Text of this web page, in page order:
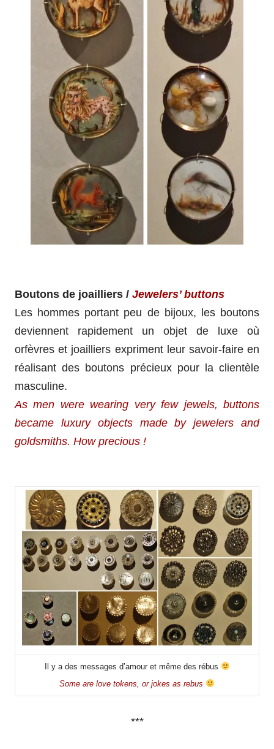
Boutons de joailliers / Jewelers’ buttons
Les hommes portant peu de bijoux, les boutons
deviennent rapidement un objet de luxe où
orfèvres et joailliers expriment leur savoir-faire en
réalisant des boutons précieux pour la clientèle
masculine.
As men were wearing very few jewels, buttons
became luxury objects made by jewelers and
goldsmiths. How precious !
Il y a des messages d’amour et même des rébus
Some are love tokens, or jokes as rebus
***